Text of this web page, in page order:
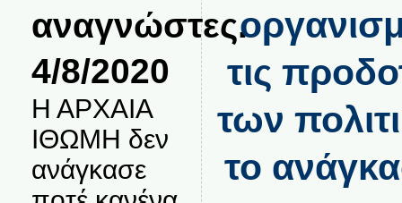
αναγνώστες.
4/8/2020
Η ΑΡΧΑΙΑ
ΙΘΩΜΗ δεν
ανάγκασε
τις
των
το